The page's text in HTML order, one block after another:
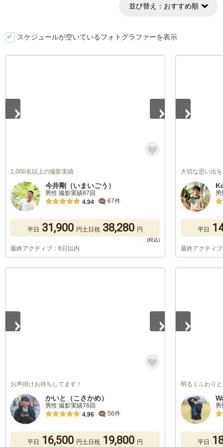
並び替え： おすすめ順
スケジュールが空いているフォトグラファーを表示
1,000名以上の撮影実績
今井剛（いまいごう）
男性 撮影実績87回
4.94
67件
平日 31,900 円土日祝 38,280 円
最終アクティブ：6日以内
大切な思い出
平日
最終アクティ
お声掛けお待ちしてます！
かいと（こさかめ）
男性 撮影実績76回
4.96
56件
平日 16,500 円土日祝 19,800 円
明るくふわり
平日